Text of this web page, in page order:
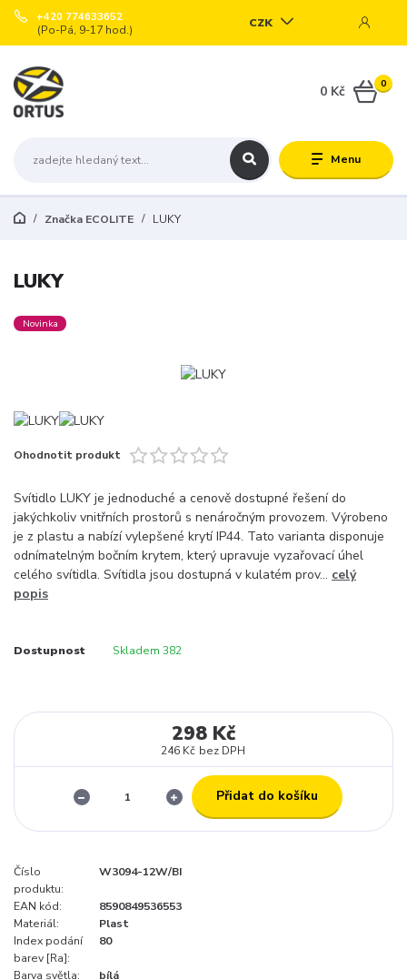
Menu
CZK
+420 774633652
(Po-Pá, 9-17 hod.)
0
0 Kč
Značka ECOLITE LUKY
LUKY
Novinka
Ohodnotit produkt
Svítidlo LUKY je jednoduché a cenově dostupné řešení do
jakýchkoliv vnitřních prostorů s nenáročným provozem. Výrobeno
je z plastu a nabízí vylepšené krytí IP44. Tato varianta disponuje
odnímatelným bočním krytem, který upravuje vyzařovací úhel
celého svítidla. Svítidla jsou dostupná v kulatém prov... celý
popis
Dostupnost Skladem 382
298 Kč
246 Kč bez DPH
Přidat do košíku
Číslo
produktu:
W3094-12W/BI
EAN kód:
8590849536553
Materiál:
Plast
Index podání
barev [Ra]:
80
Barva světla:
bílá